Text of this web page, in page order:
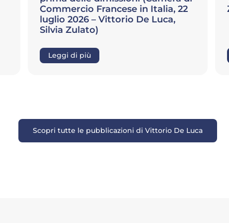
Zilla)
Leggi di più
Scopri tutte le pubblicazioni di Vittorio De Luca